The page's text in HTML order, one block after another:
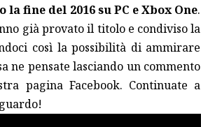
fine del 2016 su PC e Xbox One.
già provato il titolo e condiviso la
così la possibilità di ammirare
ne pensate lasciando un commento
pagina Facebook. Continuate a